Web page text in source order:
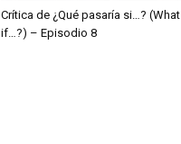
Crítica de ¿Qué pasaría si…? (What
if…?) – Episodio 8